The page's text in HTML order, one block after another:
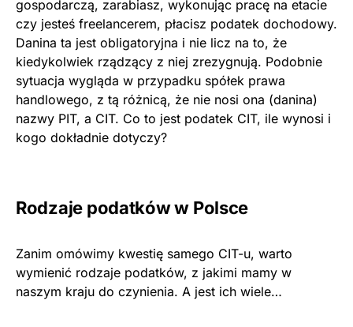
gospodarczą, zarabiasz, wykonując pracę na etacie
czy jesteś freelancerem, płacisz podatek dochodowy.
Danina ta jest obligatoryjna i nie licz na to, że
kiedykolwiek rządzący z niej zrezygnują. Podobnie
sytuacja wygląda w przypadku spółek prawa
handlowego, z tą różnicą, że nie nosi ona (danina)
nazwy PIT, a CIT. Co to jest podatek CIT, ile wynosi i
kogo dokładnie dotyczy?
Rodzaje podatków w Polsce
Zanim omówimy kwestię samego CIT-u, warto
wymienić rodzaje podatków, z jakimi mamy w
naszym kraju do czynienia. A jest ich wiele…